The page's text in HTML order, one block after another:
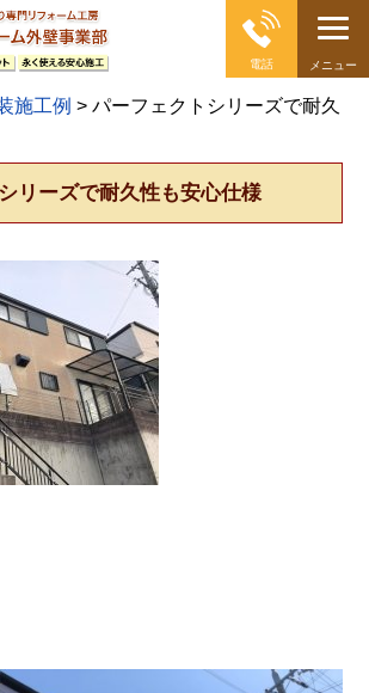
塗装 戸建て住宅塗り替え専門店
電話 メニュー
施工例 >パーフェクトシリーズで耐久
リーズで耐久性も安心仕様